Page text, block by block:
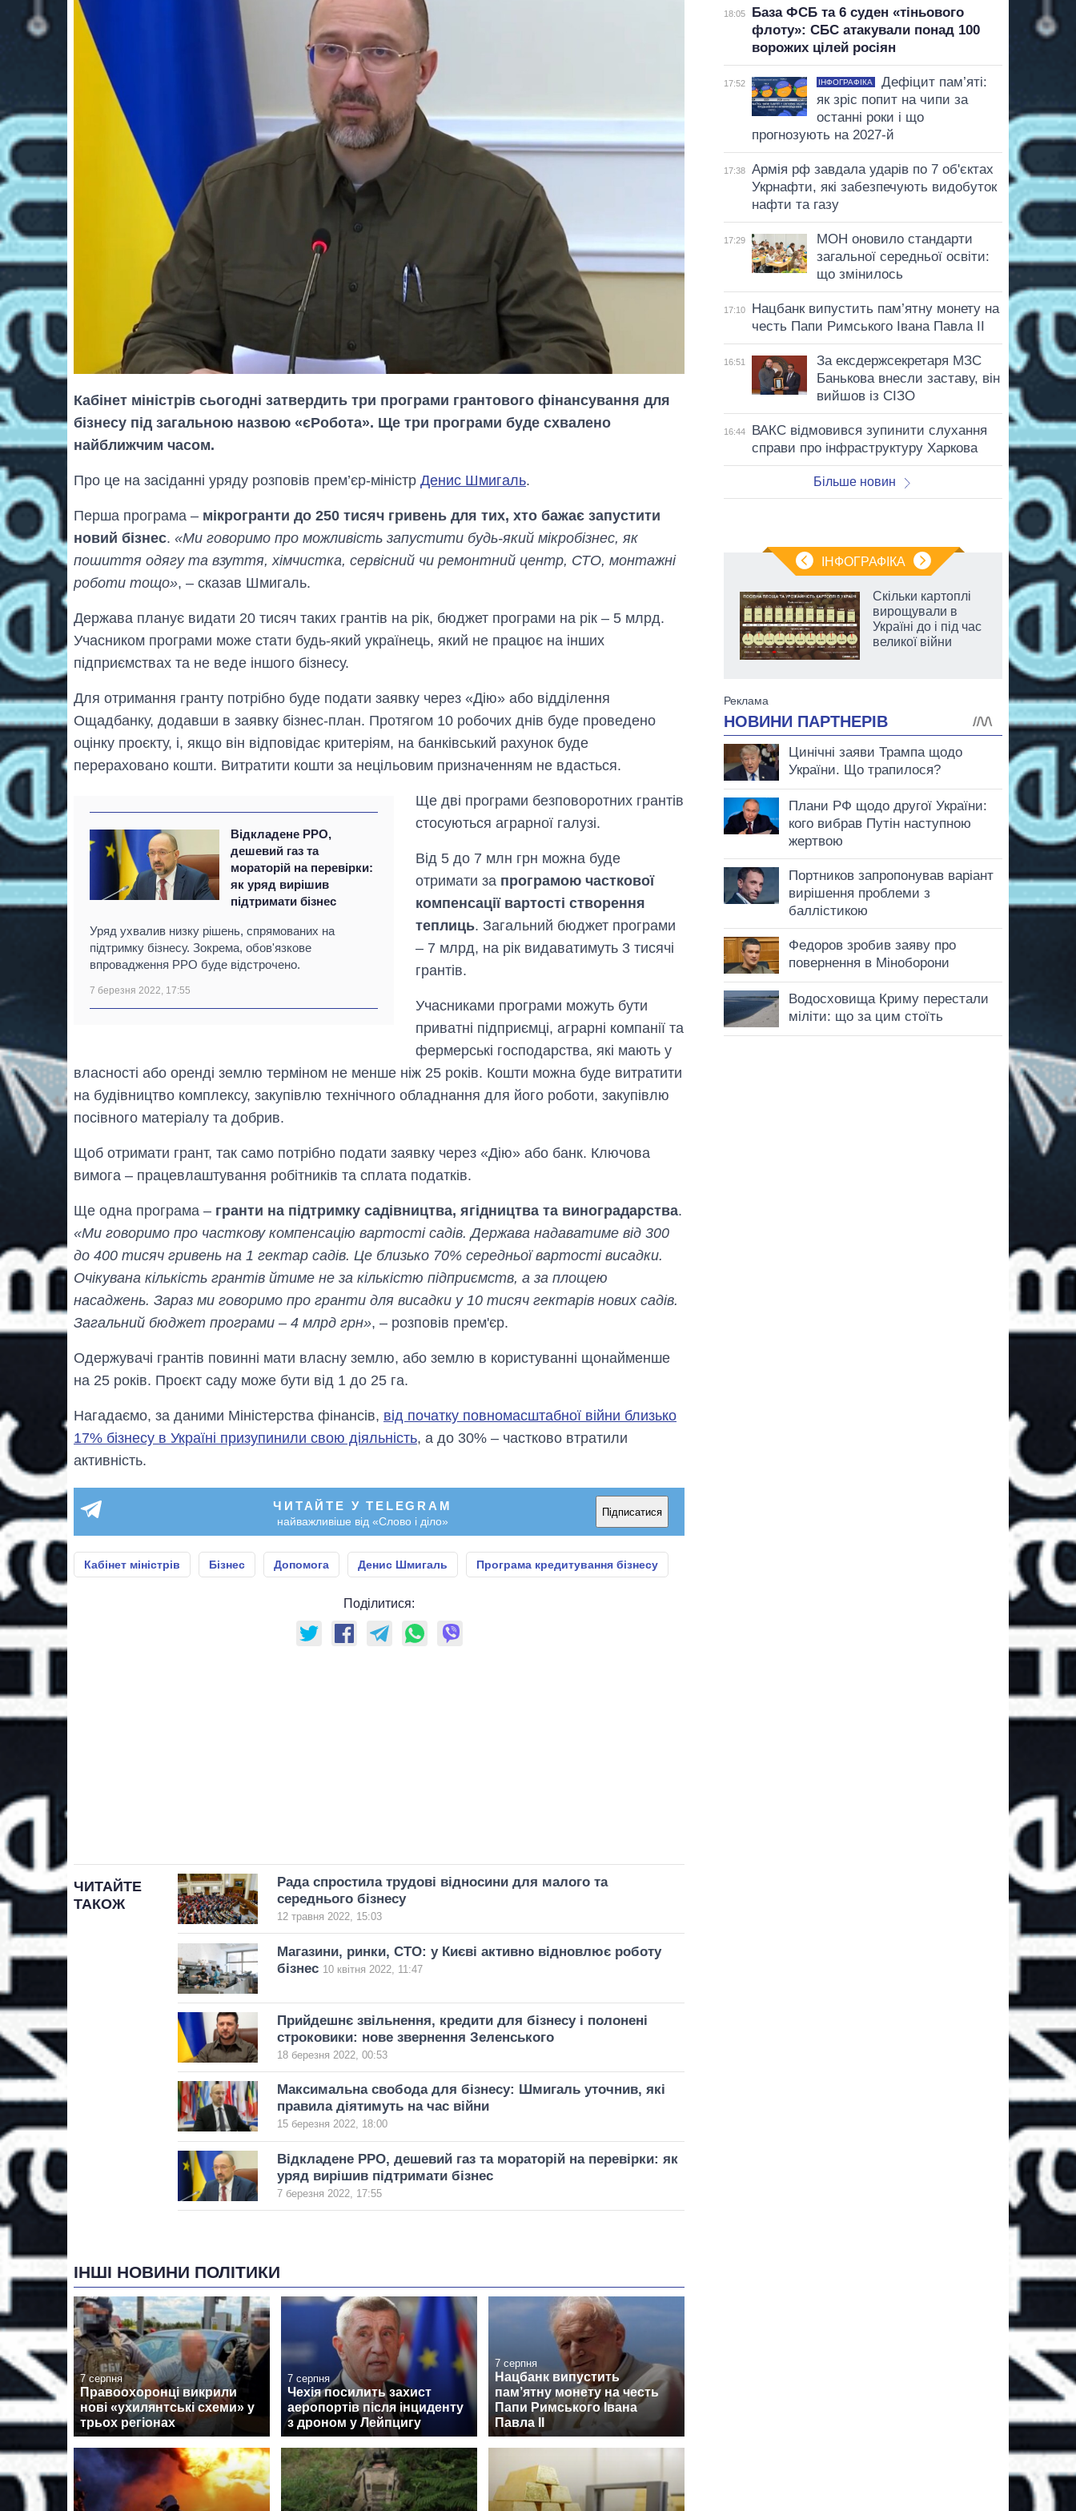
Кабінет міністрів сьогодні затвердить три програми грантового фінансування для
бізнесу під загальною назвою «єРобота». Ще три програми буде схвалено
найближчим часом.
Про це на засіданні уряду розповів прем’єр-міністр Денис Шмигаль.
Перша програма – мікрогранти до 250 тисяч гривень для тих, хто бажає запустити
новий бізнес. «Ми говоримо про можливість запустити будь-який мікробізнес, як
пошиття одягу та взуття, хімчистка, сервісний чи ремонтний центр, СТО, монтажні
роботи тощо», – сказав Шмигаль.
Держава планує видати 20 тисяч таких грантів на рік, бюджет програми на рік – 5 млрд.
Учасником програми може стати будь-який українець, який не працює на інших
підприємствах та не веде іншого бізнесу.
Для отримання гранту потрібно буде подати заявку через «Дію» або відділення
Ощадбанку, додавши в заявку бізнес-план. Протягом 10 робочих днів буде проведено
оцінку проєкту, і, якщо він відповідає критеріям, на банківський рахунок буде
перераховано кошти. Витратити кошти за нецільовим призначенням не вдасться.
Відкладене РРО,
дешевий газ та
мораторій на перевірки:
як уряд вирішив
підтримати бізнес
Уряд ухвалив низку рішень, спрямованих на
підтримку бізнесу. Зокрема, обов'язкове
впровадження РРО буде відстрочено.
7 березня 2022, 17:55
Ще дві програми безповоротних грантів
стосуються аграрної галузі.
Від 5 до 7 млн грн можна буде
отримати за програмою часткової
компенсації вартості створення
теплиць. Загальний бюджет програми
– 7 млрд, на рік видаватимуть 3 тисячі
грантів.
Учасниками програми можуть бути
приватні підприємці, аграрні компанії та
фермерські господарства, які мають у
власності або оренді землю терміном не менше ніж 25 років. Кошти можна буде витратити
на будівництво комплексу, закупівлю технічного обладнання для його роботи, закупівлю
посівного матеріалу та добрив.
Щоб отримати грант, так само потрібно подати заявку через «Дію» або банк. Ключова
вимога – працевлаштування робітників та сплата податків.
Ще одна програма – гранти на підтримку садівництва, ягідництва та виноградарства.
«Ми говоримо про часткову компенсацію вартості садів. Держава надаватиме від 300
до 400 тисяч гривень на 1 гектар садів. Це близько 70% середньої вартості висадки.
Очікувана кількість грантів йтиме не за кількістю підприємств, а за площею
насаджень. Зараз ми говоримо про гранти для висадки у 10 тисяч гектарів нових садів.
Загальний бюджет програми – 4 млрд грн», – розповів прем'єр.
Одержувачі грантів повинні мати власну землю, або землю в користуванні щонайменше
на 25 років. Проєкт саду може бути від 1 до 25 га.
Нагадаємо, за даними Міністерства фінансів, від початку повномасштабної війни близько
17% бізнесу в Україні призупинили свою діяльність, а до 30% – частково втратили
активність.
ЧИТАЙТЕ У TELEGRAM
найважливіше від «Слово і діло»
Підписатися
Кабінет міністрів Бізнес Допомога Денис Шмигаль Програма кредитування бізнесу
Поділитися:
ЧИТАЙТЕ
ТАКОЖ
Рада спростила трудові відносини для малого та
середнього бізнесу
12 травня 2022, 15:03
Магазини, ринки, СТО: у Києві активно відновлює роботу
бізнес 10 квітня 2022, 11:47
Прийдешнє звільнення, кредити для бізнесу і полонені
строковики: нове звернення Зеленського
18 березня 2022, 00:53
Максимальна свобода для бізнесу: Шмигаль уточнив, які
правила діятимуть на час війни
15 березня 2022, 18:00
Відкладене РРО, дешевий газ та мораторій на перевірки: як
уряд вирішив підтримати бізнес
7 березня 2022, 17:55
ІНШІ НОВИНИ ПОЛІТИКИ
7 серпня
Правоохоронці викрили
нові «ухилянтські схеми» у
трьох регіонах
7 серпня
Чехія посилить захист
аеропортів після інциденту
з дроном у Лейпцигу
7 серпня
Нацбанк випустить
пам’ятну монету на честь
Папи Римського Івана
Павла II
18:05
База ФСБ та 6 суден «тіньового
флоту»: СБС атакували понад 100
ворожих цілей росіян
17:52 ІНФОГРАФІКА
Дефіцит пам’яті:
як зріс попит на чипи за
останні роки і що
прогнозують на 2027-й
17:38
Армія рф завдала ударів по 7 об'єктах
Укрнафти, які забезпечують видобуток
нафти та газу
17:29
МОН оновило стандарти
загальної середньої освіти:
що змінилось
17:10
Нацбанк випустить пам’ятну монету на
честь Папи Римського Івана Павла II
16:51
За ексдержсекретаря МЗС
Банькова внесли заставу, він
вийшов із СІЗО
16:44
ВАКС відмовився зупинити слухання
справи про інфраструктуру Харкова
Більше новин
ІНФОГРАФІКА
змінилася кількість
вступників на
бакалаврат,
Скільки картоплі
вирощували в
Україні до і під час
великої війни